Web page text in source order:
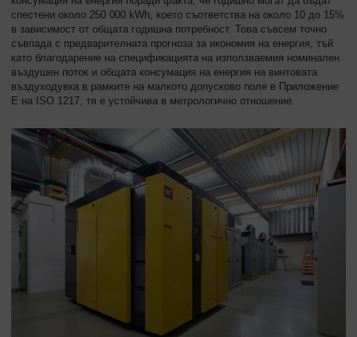
спестени около 250 000 kWh, което съответства на около 10 до 15%
в зависимост от общата годишна потребност. Това съвсем точно
съвпада с предварителната прогноза за икономия на енергия, тъй
като благодарение на спецификацията на използваемия номинален
въздушен поток и общата консумация на енергия на винтовата
въздуходувка в рамките на малкото допусково поле в Приложение
E на ISO 1217, тя е устойчива в метрологично отношение.